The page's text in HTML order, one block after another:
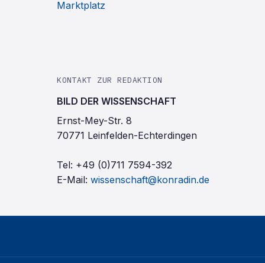
Marktplatz
KONTAKT ZUR REDAKTION
BILD DER WISSENSCHAFT
Ernst-Mey-Str. 8
70771 Leinfelden-Echterdingen
Tel: +49 (0)711 7594-392
E-Mail: wissenschaft@konradin.de